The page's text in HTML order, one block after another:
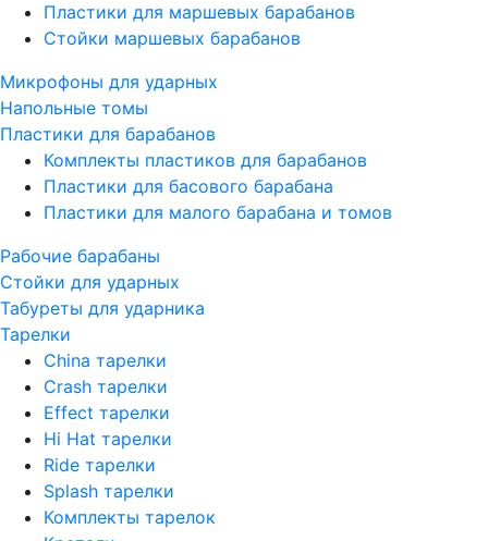
Пластики для маршевых барабанов
Стойки маршевых барабанов
Микрофоны для ударных
Напольные томы
Пластики для барабанов
Комплекты пластиков для барабанов
Пластики для басового барабана
Пластики для малого барабана и томов
Рабочие барабаны
Стойки для ударных
Табуреты для ударника
Тарелки
China тарелки
Crash тарелки
Effect тарелки
Hi Hat тарелки
Ride тарелки
Splash тарелки
Комплекты тарелок